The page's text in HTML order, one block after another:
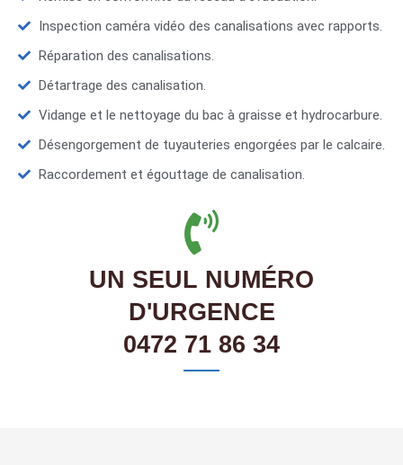
Inspection caméra vidéo des canalisations avec rapports.
Réparation des canalisations.
Détartrage des canalisation.
Vidange et le nettoyage du bac à graisse et hydrocarbure.
Désengorgement de tuyauteries engorgées par le calcaire.
Raccordement et égouttage de canalisation.
UN SEUL NUMÉRO
D'URGENCE
0472 71 86 34